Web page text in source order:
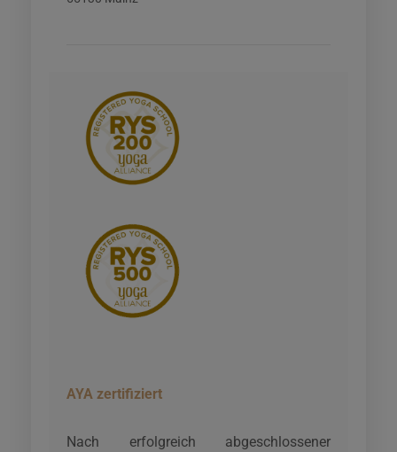
AYA zertifiziert
Nach erfolgreich abgeschlossener